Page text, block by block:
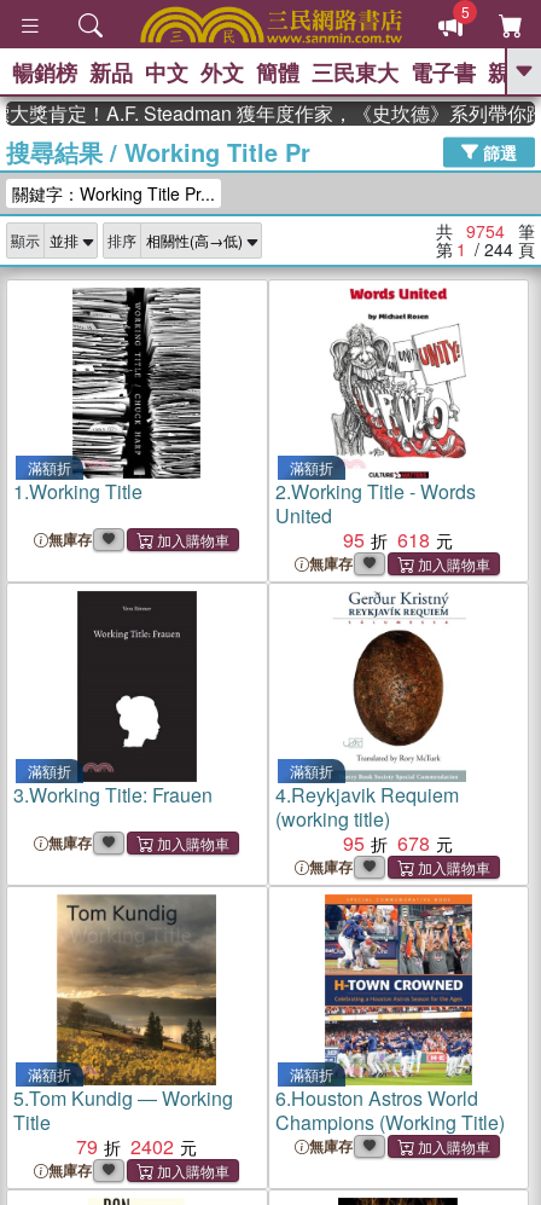
5
GO
熱搜： 東野圭吾 高希均教授回憶錄
、 The Odyssey 、 父親節 、 花開錦
李登輝時代 、 數學女孩：黎曼猜想
、
如果歷史是一
群喵 、 臺灣漫遊錄
暢銷榜 新品 中文 外文 簡體 三民東大 電子書 親子
！A.F. Steadman 獲年度作家，《史坎德》系列帶你踏上熱
搜尋結果/ Working Title Pr
篩選
關鍵字：Working Title Pr...
顯示 排序 共 9754 筆
第 1 / 244 頁
滿額折
1.Working Title
無庫存
滿額折
2.Working Title - Words
United
95
618
無庫存
滿額折
3.Working Title: Frauen
無庫存
滿額折
4.Reykjavik Requiem
(working title)
95
678
無庫存
滿額折
5.Tom Kundig ― Working
Title
79
2402
無庫存
滿額折
6.Houston Astros World
Champions (Working Title)
無庫存